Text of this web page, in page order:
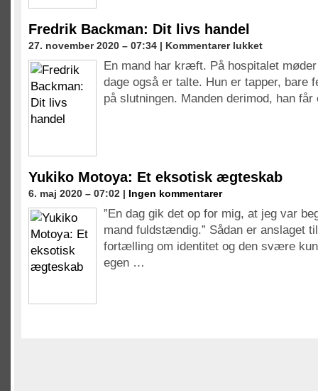
Fredrik Backman: Dit livs handel
27. november 2020 – 07:34 | Kommentarer lukkettil
Backman:
Dit
livs
En mand har kræft. På hospitalet
dage også er talte. Hun er tapper, bare
på slutningen. Manden derimod, han
Yukiko Motoya: Et eksotisk ægteskab
6. maj 2020 – 07:02 | Ingen kommentarer
”En dag gik det op for mig, at jeg var
mand fuldstændig.” Sådan er anslaget
fortælling om identitet og den svære
egen …